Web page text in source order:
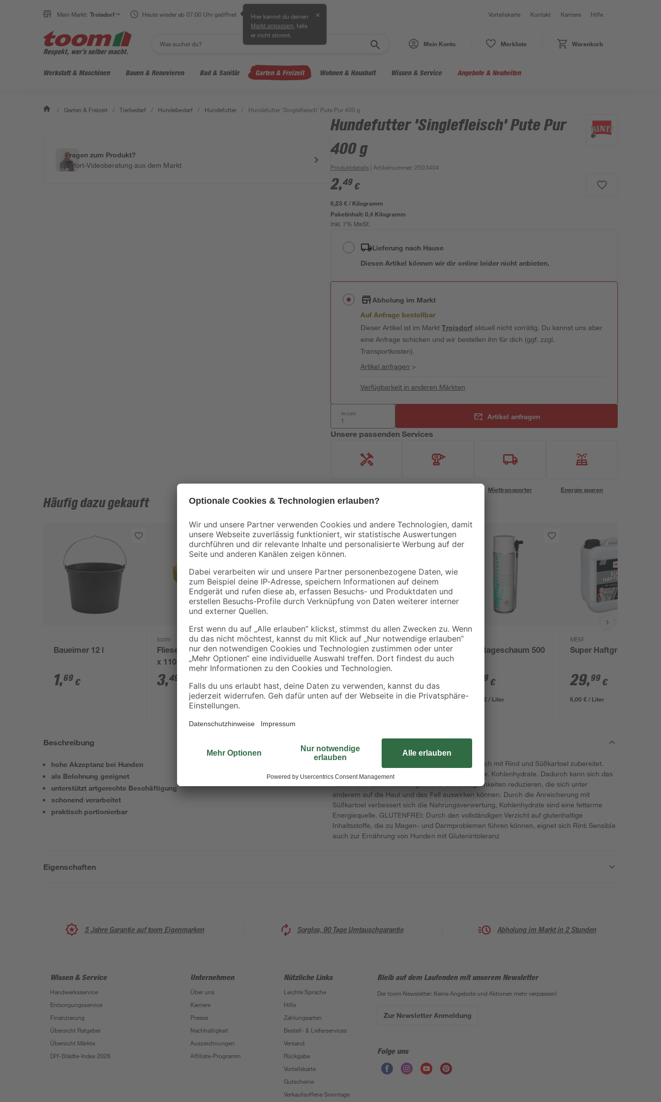
Mein Markt: Troisdorf Heute wieder ab 07:00 Uhr geöffnet Hier kannst du deinen
Markt anpassen , falls
er nicht stimmt.
✕ Vorteilskarte Kontakt Karriere Hilfe
Mein Konto Merkliste Warenkorb
Werkstatt & Maschinen Bauen & Renovieren Bad & Sanitär Garten & Freizeit Wohnen & Haushalt Wissen & Service Angebote & Neuheiten
/ Garten & Freizeit / Tierbedarf / Hundebedarf / Hundefutter / Hundefutter 'Singlefleisch' Pute Pur 400 g
Fragen zum Produkt?
Sofort-Videoberatung aus dem Markt
Hundefutter 'Singlefleisch' Pute Pur
400 g
Produktdetails | Artikelnummer: 2503404
2,49 €
6,23 € / Kilogramm
Paketinhalt:0,4 Kilogramm
inkl. 7% MwSt.
Lieferung nach Hause
Diesen Artikel können wir dir online leider nicht anbieten.
Abholung im Markt
Auf Anfrage bestellbar
Dieser Artikel ist im MarktTroisdorfaktuell nicht vorrätig. Du kannst uns aber
eine Anfrage schicken und wir bestellen ihn für dich (ggf. zzgl.
Transportkosten).
Artikel anfragen >
Verfügbarkeit in anderen Märkten
Anzahl: Artikel anfragen
Unsere passenden Services
Miettransporter Energie sparen
Häufig dazu gekauft
Baueimer 12 l
1,69 €
toom
Fliesenschwamm 165
x 110 x 65 mm
3,49
Bestseller
- 23 %
Knauf
Flexkleber 22 kg
19, € 25,99 €
0,91 € / Kilogramm
Mengenrabatt
B1
Fliesenkleber flexibel
25 kg
17, €
0,69 € / Kilogramm
Montageschaum 500
29 €
12,58 € / Liter
MEM
Super Haftgrund 5 l
29,99 €
6,00 € / Liter
Beschreibung
hohe Akzeptanz bei Hunden
als Belohnung geeignet
unterstützt artgerechte Beschäftigung
schonend verarbeitet
praktisch portionierbar
Diese hochwertige Vollnahrung wird ausschließlich mit Rind und Süßkartoel zubereitet.
Keine weiteren Fleisch- oder Getreidesorten, bzw. Kohlenhydrate. Dadurch kann sich das
Risiko von Futtermittelallergien und -unverträglichkeiten reduzieren, die sich unter
anderem auf die Haut und das Fell auswirken können. Durch die Anreicherung mit
Süßkartoel verbessert sich die Nahrungsverwertung, Kohlenhydrate sind eine fettarme
Energiequelle. GLUTENFREI: Durch den vollständigen Verzicht auf glutenhaltige
Inhaltsstoffe, die zu Magen- und Darmproblemen führen können, eignet sich Rinti Sensible
auch zur Ernährung von Hunden mit Glutenintoleranz
Eigenschaften
5 Jahre Garantie auf toom Eigenmarken Sorglos, 90 Tage Umtauschgarantie Abholung im Markt in 2 Stunden
Wissen & Service
Handwerksservice
Entsorgungsservice
Finanzierung
Übersicht Ratgeber
Übersicht Märkte
DIY-Städte-Index 2026
Unternehmen
Über uns
Karriere
Presse
Nachhaltigkeit
Auszeichnungen
Affiliate-Programm
Nützliche Links
Leichte Sprache
Hilfe
Zahlungsarten
Bestell- & Lieferservices
Versand
Rückgabe
Vorteilskarte
Gutscheine
Verkaufsoffene Sonntage
Bleib auf dem Laufenden mit unserem Newsletter
Der toom Newsletter: Keine Angebote und Aktionen mehr verpassen!
Zur Newsletter Anmeldung
Folge uns